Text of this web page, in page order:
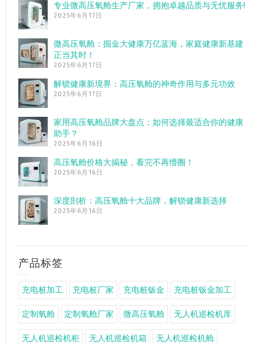
专业微高压氧舱生产厂家，拥抱卓越品质与无忧服务!
2025年6月17日
微高压氧舱：掘金大健康万亿蓝海，家庭健康新基建
正当其时！
2025年6月17日
解锁健康新境界：高压氧舱的神奇作用与多元功效
2025年6月17日
家用高压氧舱品牌大盘点：如何选择最适合你的健康
助手？
2025年6月16日
高压氧舱价格大揭秘，看完不再懵圈！
2025年6月16日
深度剖析：高压氧舱十大品牌，解锁健康新选择
2025年6月16日
产品标签
充电桩加工 充电桩厂家 充电桩钣金 充电桩钣金加工
定制氧舱 定制氧舱厂家 微高压氧舱 无人机巡检机库
无人机巡检机柜 无人机巡检机箱 无人机巡检机舱